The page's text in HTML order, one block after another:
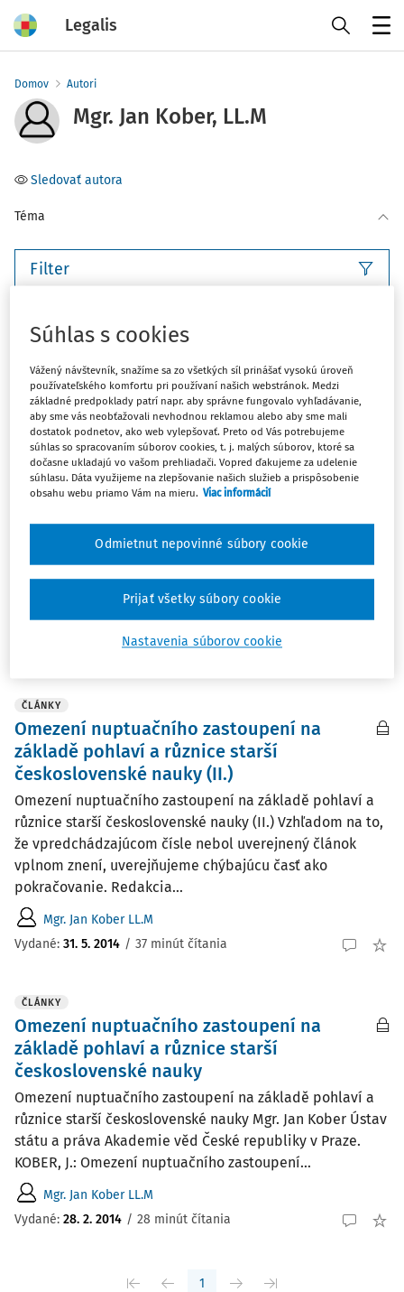
Legalis
Domov Autori
Mgr. Jan Kober, LL.M
Sledovať autora
Téma
Filter
Počet vyhľadaných dokumentov:
Najnovšie
Najstaršie
ČLÁNKY
"Československá cesta" v nuptuačním
zastoupení? Změny právních úprav a jejich
kritika
"Československá cesta" v nuptuačním zastoupení? Změny
právních úprav a jejich kritika Mgr. Jan Kober Ústav státu
a práva Akademie věd České republiky v Praze. 1)V době
po přijetí článku...
Mgr. Jan Kober LL.M
/ 56 minút čítania
ČLÁNKY
Omezení nuptuačního zastoupení na
základě pohlaví a různice starší
československé nauky (II.)
Omezení nuptuačního zastoupení na základě pohlaví a
různice starší československé nauky (II.) Vzhľadom na to,
že vpredchádzajúcom čísle nebol uverejnený článok
vplnom znení, uverejňujeme chýbajúcu časť ako
pokračovanie. Redakcia...
Mgr. Jan Kober LL.M
Vydané: 31. 5. 2014 / 37 minút čítania
ČLÁNKY
Omezení nuptuačního zastoupení na
základě pohlaví a různice starší
československé nauky
Omezení nuptuačního zastoupení na základě pohlaví a
různice starší československé nauky Mgr. Jan Kober Ústav
státu a práva Akademie věd České republiky v Praze.
KOBER, J.: Omezení nuptuačního zastoupení...
Mgr. Jan Kober LL.M
Vydané: 28. 2. 2014 / 28 minút čítania
1
Súhlas s cookies
Vážený návštevník, snažíme sa zo všetkých síl prinášať vysokú úroveň
používateľského komfortu pri používaní našich webstránok. Medzi
základné predpoklady patrí napr. aby správne fungovalo vyhľadávanie,
aby sme vás neobťažovali nevhodnou reklamou alebo aby sme mali
dostatok podnetov, ako web vylepšovať. Preto od Vás potrebujeme
súhlas so spracovaním súborov cookies, t. j. malých súborov, ktoré sa
dočasne ukladajú vo vašom prehliadači. Vopred ďakujeme za udelenie
súhlasu. Dáta využijeme na zlepšovanie našich služieb a prispôsobenie
obsahu webu priamo Vám na mieru. Viac informácií
Nastavenia súborov cookie
Odmietnut nepovinné súbory cookie
Prijať všetky súbory cookie